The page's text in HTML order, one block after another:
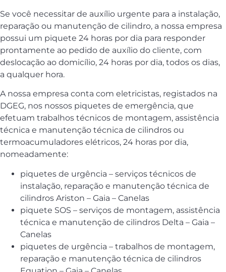
Se você necessitar de auxílio urgente para a instalação,
reparação ou manutenção de cilindro, a nossa empresa
possui um piquete 24 horas por dia para responder
prontamente ao pedido de auxílio do cliente, com
deslocação ao domicílio, 24 horas por dia, todos os dias,
a qualquer hora.
A nossa empresa conta com eletricistas, registados na
DGEG, nos nossos piquetes de emergência, que
efetuam trabalhos técnicos de montagem, assistência
técnica e manutenção técnica de cilindros ou
termoacumuladores elétricos, 24 horas por dia,
nomeadamente:
piquetes de urgência – serviços técnicos de
instalação, reparação e manutenção técnica de
cilindros Ariston – Gaia – Canelas
piquete SOS – serviços de montagem, assistência
técnica e manutenção de cilindros Delta – Gaia –
Canelas
piquetes de urgência – trabalhos de montagem,
reparação e manutenção técnica de cilindros